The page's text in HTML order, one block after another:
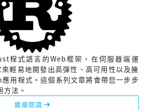
程式語言的Web框架，在伺服器端運
輕易地開發出高彈性、高可用性以及擁
用程式。這個系列文章將會帶您一步步
法。
繼續閱讀